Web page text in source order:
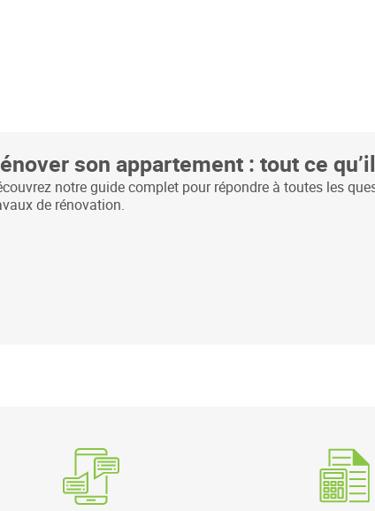
son appartement : tout ce
notre guide complet pour répondre à toutes les
de rénovation.